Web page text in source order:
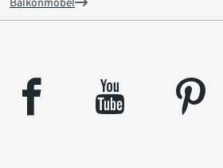
Balkonmöbel
facebook youtube pinterest